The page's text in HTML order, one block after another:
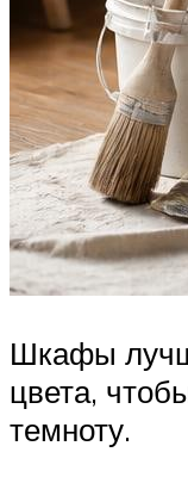
Шкафы
цвета,
темноту.